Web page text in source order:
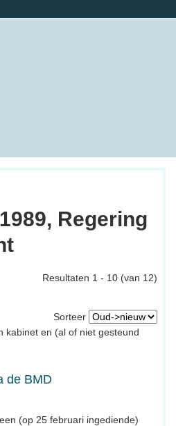
Regering
Resultaten 1 - 10 (van 12)
Sorteer
kabinet en (al of niet gesteund
de BMD
(op 25 februari ingediende)